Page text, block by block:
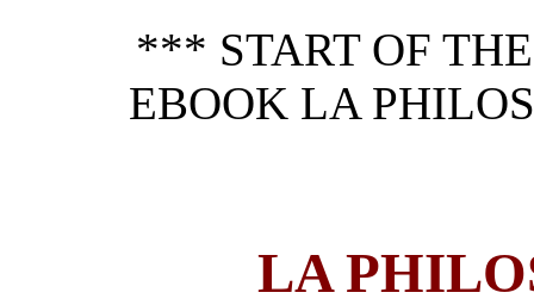
*** START OF
EBOOK LA
LA